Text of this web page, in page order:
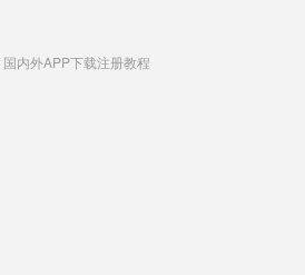
国内外APP下载注册教程